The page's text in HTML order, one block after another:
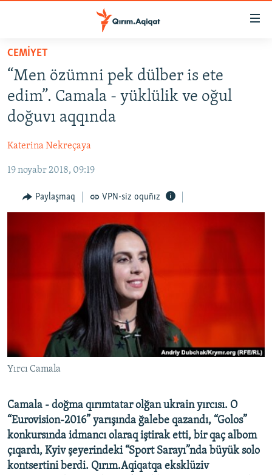
Esas
qaytmaq
Baş
navigatsiyağa
qaytmaq
Qıdıruvğa
HABERLER
SİYASET
İQTİSADİYAT
MEDENİYET
İNSAN AQLARI
VİDEO
Українською
QOŞULIÑIZ!
RFE/RS bütün saytları
CEMİYET
“Men özümni pek dülber is ete
edim”. Camala - yüklülik ve oğul
doğuvı aqqında
Katerina Nekreçaya
19 noyabr 2018, 09:19
Paylaşmaq VPN-siz oquñız
Yırcı Camala
Camala - doğma qırımtatar olğan ukrain yırcısı. O
“Eurovision-2016” yarışında ğalebe qazandı, “Golos”
konkursında idmancı olaraq iştirak etti, bir qaç albom
çıqardı, Kyiv şeyerindeki “Sport Sarayı”nda büyük solo
kontsertini berdi. Qırım.Aqiqatqa eksklüziv